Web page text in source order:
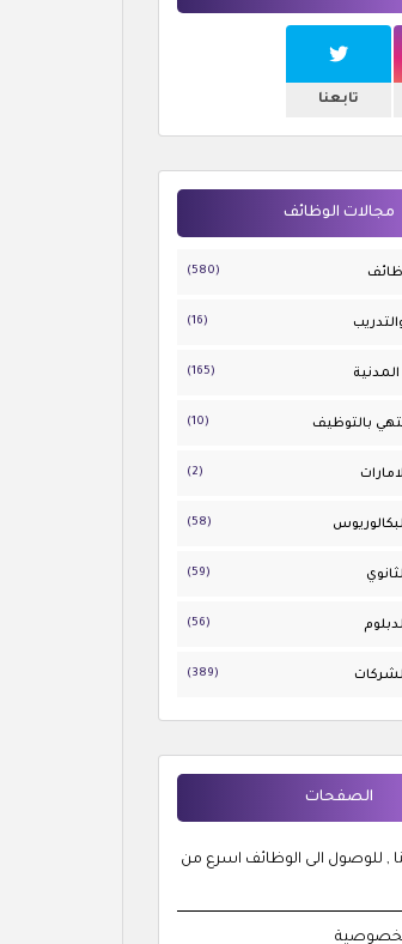
تابعنا
مجالات الوظائف
(580)
(16)
(165)
بالتوظيف (10)
(2)
(58)
(59)
(56)
(389)
الصفحات
, للوصول الى الوظائف اسرع من